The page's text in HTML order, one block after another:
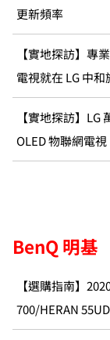
更新頻率
【實地探訪】專
電視就在 LG 中和
【實地探訪】
OLED 物聯網電視
BenQ 明基
【選購指南】
700/HERAN